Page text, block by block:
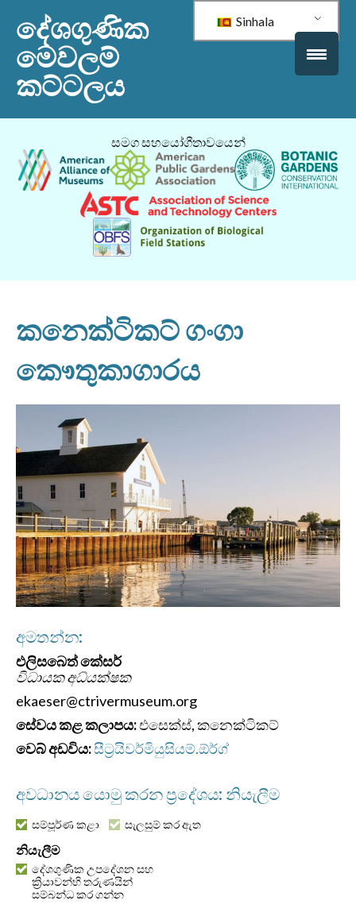
දේශගුණික
මෙවලම්
කට්ටලය
Sinhala
සමග සහයෝගීතාවයෙන්
කනෙක්ටිකට් ගංගා
කෞතුකාගාරය
අමතන්න:
එලිසබෙත් කේසර්
විධායක අධ්යක්ෂක
ekaeser@ctrivermuseum.org
සේවය කළ කලාපය:එසෙක්ස්, කනෙක්ටිකට්
වෙබ් අඩවිය:සීට්‍රයිවර්මියුසියම්.ඕර්ග්
අවධානය යොමු කරන ප්‍රදේශය: නියැලීම
සම්පූර්ණ කළා සැලසුම් කර ඇත
නියැලීම
දේශගුණික උපදේශන සහ
ක්‍රියාවන්හි තරුණයින්
සම්බන්ධ කර ගන්න